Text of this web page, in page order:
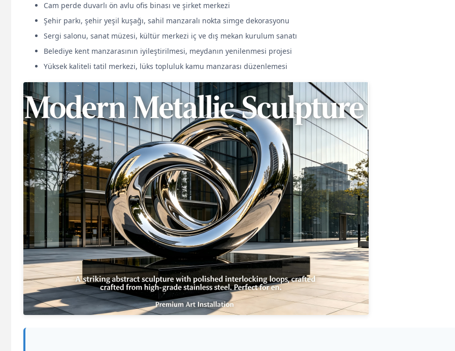
Cam perde duvarlı ön avlu ofis binası ve şirket merkezi
Şehir parkı, şehir yeşil kuşağı, sahil manzaralı nokta simge dekorasyonu
Sergi salonu, sanat müzesi, kültür merkezi iç ve dış mekan kurulum sanatı
Belediye kent manzarasının iyileştirilmesi, meydanın yenilenmesi projesi
Yüksek kaliteli tatil merkezi, lüks topluluk kamu manzarası düzenlemesi